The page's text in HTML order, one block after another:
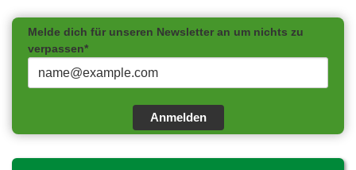
Melde dich für unseren Newsletter an um nichts zu
verpassen*
Anmelden